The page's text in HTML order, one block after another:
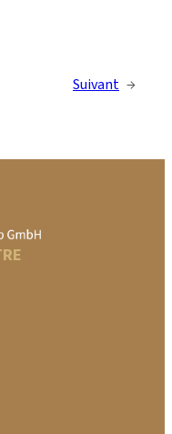
Suivant →